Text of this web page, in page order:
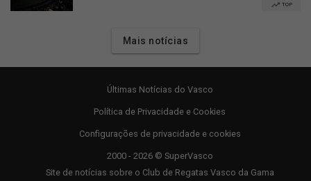
TOP
Mais notícias
Últimas Notícias do Vasco
Política de Privacidade e Cookies
Configurações de privacidade e cookies
2000 - 2026 © SuperVasco
Site de notícias sobre o Club de Regatas Vasco da Gama